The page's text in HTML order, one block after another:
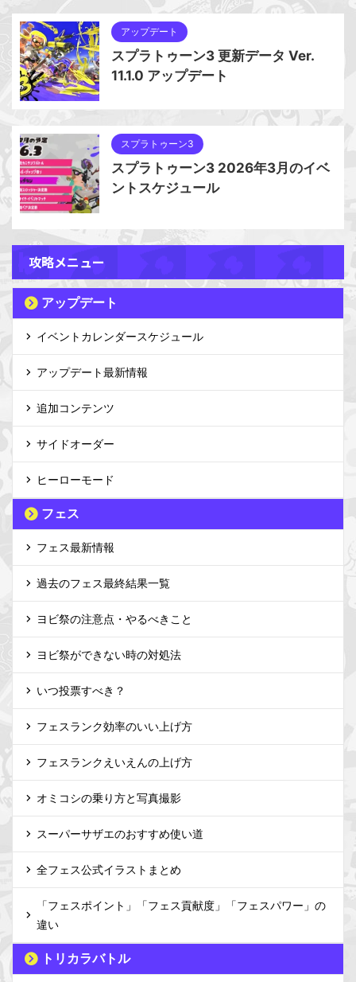
アップデート
スプラトゥーン3 更新データ Ver.
11.1.0 アップデート
スプラトゥーン3
スプラトゥーン3 2026年3月のイベ
ントスケジュール
攻略メニュー
アップデート
イベントカレンダースケジュール
アップデート最新情報
追加コンテンツ
サイドオーダー
ヒーローモード
フェス
フェス最新情報
過去のフェス最終結果一覧
ヨビ祭の注意点・やるべきこと
ヨビ祭ができない時の対処法
いつ投票すべき？
フェスランク効率のいい上げ方
フェスランクえいえんの上げ方
オミコシの乗り方と写真撮影
スーパーサザエのおすすめ使い道
全フェス公式イラストまとめ
「フェスポイント」「フェス貢献度」「フェスパワー」の
違い
トリカラバトル